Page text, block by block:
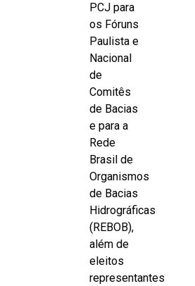
PCJ para
os Fóruns
Paulista e
Nacional
de
Comitês
de Bacias
e para a
Rede
Brasil de
Organismos
de Bacias
Hidrográficas
(REBOB),
além de
eleitos
representantes